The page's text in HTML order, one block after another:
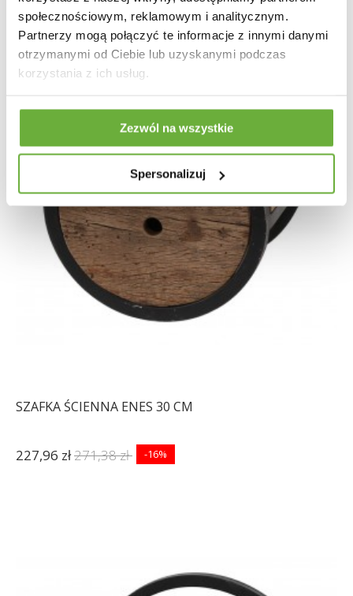
społecznościowym, reklamowym i analitycznym.
Partnerzy mogą połączyć te informacje z innymi danymi
otrzymanymi od Ciebie lub uzyskanymi podczas
korzystania z ich usług.
Zezwól na wszystkie
Spersonalizuj
SZAFKA ŚCIENNA ENES 30 CM
227,96 zł271,38 zł -16%